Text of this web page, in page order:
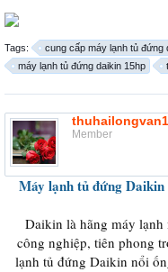
Tags: cung cấp máy lạnh tủ đứng
máy lạnh tủ đứng daikin 15hp
Member
Máy lạnh tủ đứng Daikin
Daikin là hãng máy lạnh
công nghiệp, tiên phong
lạnh tủ đứng Daikin nổi